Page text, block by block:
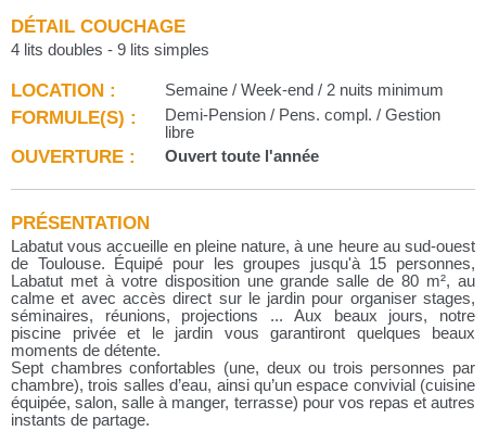
DÉTAIL COUCHAGE
4 lits doubles - 9 lits simples
LOCATION : Semaine / Week-end / 2 nuits minimum
FORMULE(S) :
Demi-Pension / Pens. compl. / Gestion
libre
OUVERTURE : Ouvert toute l'année
PRÉSENTATION
Labatut vous accueille en pleine nature, à une heure au sud-ouest
de Toulouse. Équipé pour les groupes jusqu'à 15 personnes,
Labatut met à votre disposition une grande salle de 80 m², au
calme et avec accès direct sur le jardin pour organiser stages,
séminaires, réunions, projections ... Aux beaux jours, notre
piscine privée et le jardin vous garantiront quelques beaux
moments de détente.
Sept chambres confortables (une, deux ou trois personnes par
chambre), trois salles d’eau, ainsi qu’un espace convivial (cuisine
équipée, salon, salle à manger, terrasse) pour vos repas et autres
instants de partage.